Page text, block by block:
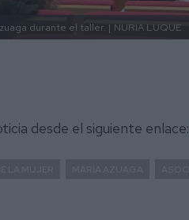
durante el taller. | NURIA LUQUE
desde el siguiente enlace: